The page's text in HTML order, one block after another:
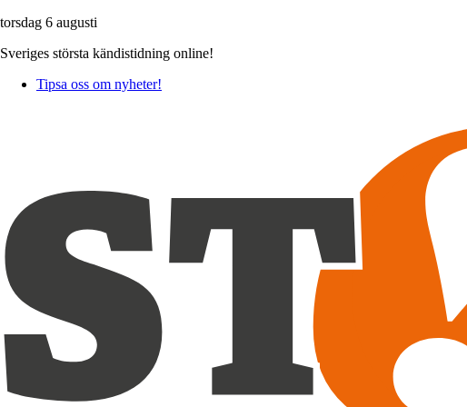
torsdag 6 augusti
Sveriges största kändistidning online!
Tipsa oss om nyheter!